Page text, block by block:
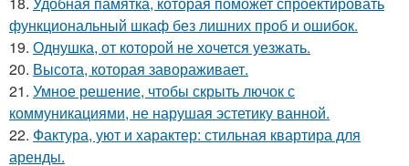
функциональный шкаф без лишних проб и ошибок.
19. Однушка, от которой не хочется уезжать.
20. Высота, которая завораживает.
21. Умное решение, чтобы скрыть лючок с
коммуникациями, не нарушая эстетику ванной.
22. Фактура, уют и характер: стильная квартира для
аренды.